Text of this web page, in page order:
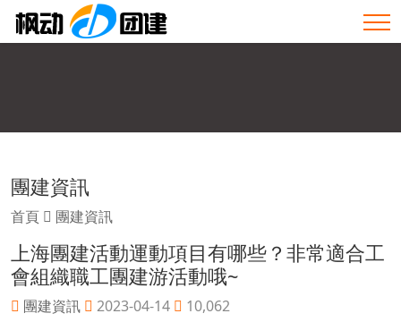
團建資訊
首頁 團建資訊
上海團建活動運動項目有哪些？非常適合工
會組織職工團建游活動哦~
團建資訊 2023-04-14 10,062